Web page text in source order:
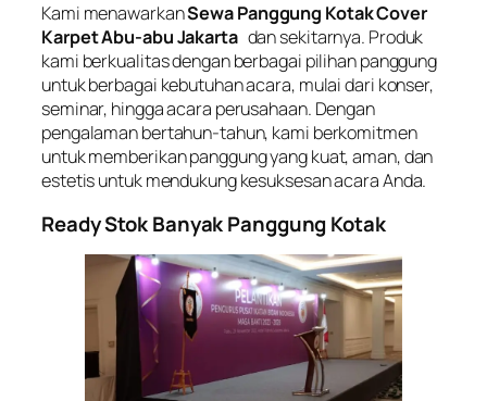
Kami menawarkanSewa Panggung Kotak Cover
Karpet Abu-abu Jakarta dan sekitarnya. Produk
kami berkualitas dengan berbagai pilihan panggung
untuk berbagai kebutuhan acara, mulai dari konser,
seminar, hingga acara perusahaan. Dengan
pengalaman bertahun-tahun, kami berkomitmen
untuk memberikan panggung yang kuat, aman, dan
estetis untuk mendukung kesuksesan acara Anda.
Ready Stok Banyak Panggung Kotak